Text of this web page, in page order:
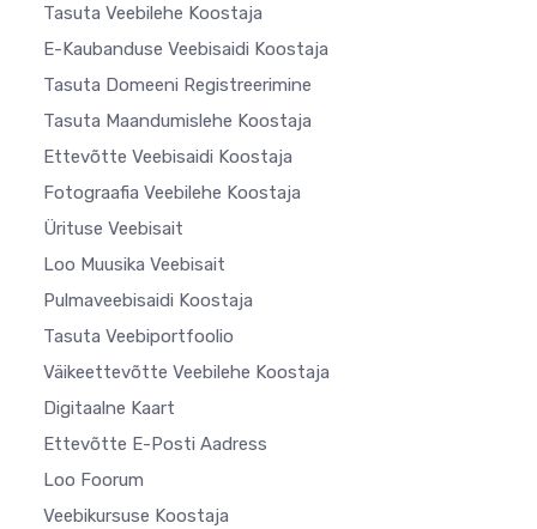
Tasuta Veebilehe Koostaja
E-Kaubanduse Veebisaidi Koostaja
Tasuta Domeeni Registreerimine
Tasuta Maandumislehe Koostaja
Ettevõtte Veebisaidi Koostaja
Fotograafia Veebilehe Koostaja
Ürituse Veebisait
Loo Muusika Veebisait
Pulmaveebisaidi Koostaja
Tasuta Veebiportfoolio
Väikeettevõtte Veebilehe Koostaja
Digitaalne Kaart
Ettevõtte E-Posti Aadress
Loo Foorum
Veebikursuse Koostaja